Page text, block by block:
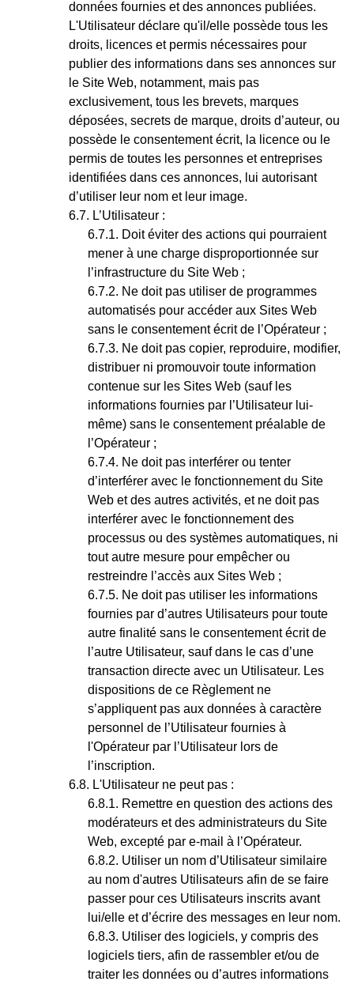
données fournies et des annonces publiées.
L'Utilisateur déclare qu'il/elle possède tous les
droits, licences et permis nécessaires pour
publier des informations dans ses annonces sur
le Site Web, notamment, mais pas
exclusivement, tous les brevets, marques
déposées, secrets de marque, droits d’auteur, ou
possède le consentement écrit, la licence ou le
permis de toutes les personnes et entreprises
identifiées dans ces annonces, lui autorisant
d’utiliser leur nom et leur image.
L’Utilisateur :
Doit éviter des actions qui pourraient
mener à une charge disproportionnée sur
l’infrastructure du Site Web ;
Ne doit pas utiliser de programmes
automatisés pour accéder aux Sites Web
sans le consentement écrit de l’Opérateur ;
Ne doit pas copier, reproduire, modifier,
distribuer ni promouvoir toute information
contenue sur les Sites Web (sauf les
informations fournies par l’Utilisateur lui-
même) sans le consentement préalable de
l’Opérateur ;
Ne doit pas interférer ou tenter
d’interférer avec le fonctionnement du Site
Web et des autres activités, et ne doit pas
interférer avec le fonctionnement des
processus ou des systèmes automatiques, ni
tout autre mesure pour empêcher ou
restreindre l’accès aux Sites Web ;
Ne doit pas utiliser les informations
fournies par d’autres Utilisateurs pour toute
autre finalité sans le consentement écrit de
l’autre Utilisateur, sauf dans le cas d’une
transaction directe avec un Utilisateur. Les
dispositions de ce Règlement ne
s’appliquent pas aux données à caractère
personnel de l’Utilisateur fournies à
l'Opérateur par l’Utilisateur lors de
l’inscription.
L'Utilisateur ne peut pas :
Remettre en question des actions des
modérateurs et des administrateurs du Site
Web, excepté par e-mail à l’Opérateur.
Utiliser un nom d’Utilisateur similaire
au nom d'autres Utilisateurs afin de se faire
passer pour ces Utilisateurs inscrits avant
lui/elle et d’écrire des messages en leur nom.
Utiliser des logiciels, y compris des
logiciels tiers, afin de rassembler et/ou de
traiter les données ou d’autres informations